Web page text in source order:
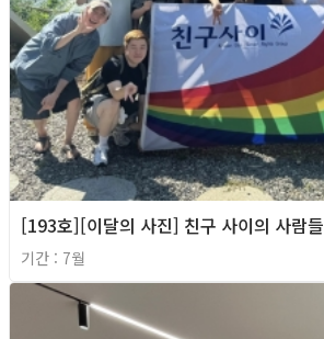
[193호][이달의 사진] 친구 사이의 사람들
기간 : 7월